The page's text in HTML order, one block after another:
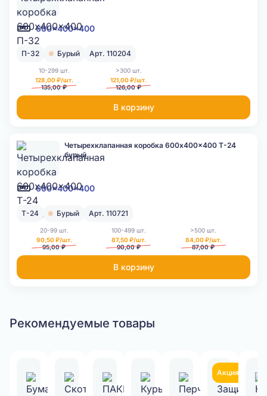
600x400x400
П-32 Бурый Арт. 110204
10-299 шт.
128,00 ₽/шт.
135,00 ₽
>300 шт.
121,00 ₽/шт.
126,00 ₽
В корзину
600x400x400
Четырехклапанная коробка 600x400x400 Т-24
бурый
Т-24 Бурый Арт. 110721
20-99 шт.
90,50 ₽/шт.
95,00 ₽
100-499 шт.
87,50 ₽/шт.
90,00 ₽
>500 шт.
84,00 ₽/шт.
87,00 ₽
В корзину
Рекомендуемые товары
Акция